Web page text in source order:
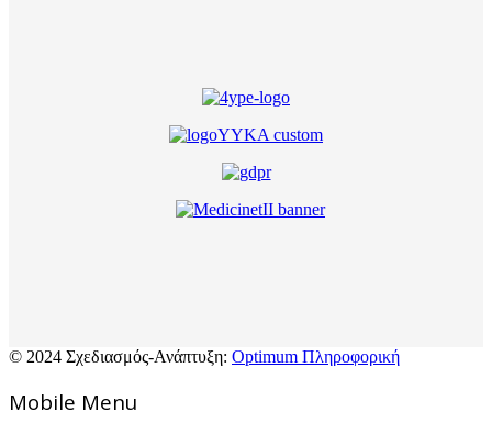
© 2024 Σχεδιασμός-Ανάπτυξη: Optimum Πληροφορική
Mοbile Menu